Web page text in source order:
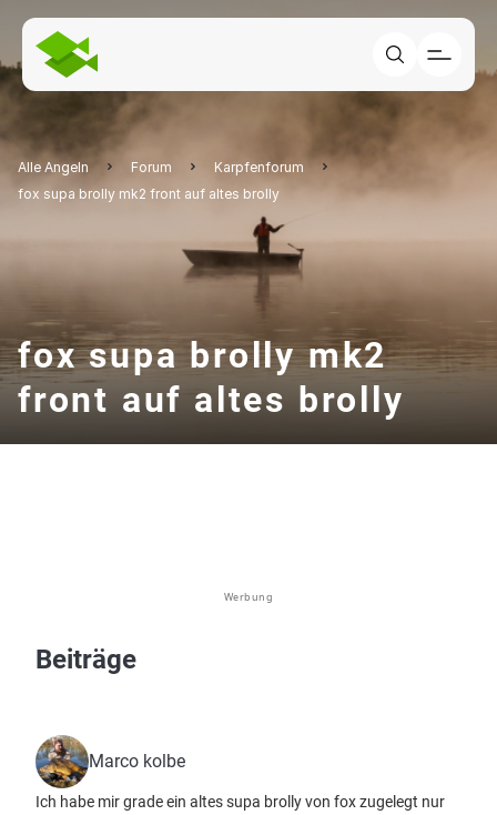
Alle Angeln Forum
Karpfenforum
fox supa brolly mk2 front auf altes brolly
fox supa brolly mk2
front auf altes brolly
Werbung
Beiträge
Marco kolbe
Ich habe mir grade ein altes supa brolly von fox zugelegt nur